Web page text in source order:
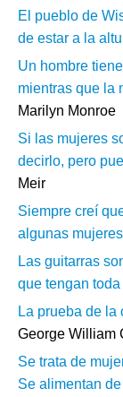
El pueblo de
de estar a la
Un hombre
mientras que la
Marilyn Monroe
Si las mujeres
decirlo, pero
Meir
Siempre creí
algunas
Las guitarras
que tengan toda
La prueba de la
George William
Se trata de
Se alimentan